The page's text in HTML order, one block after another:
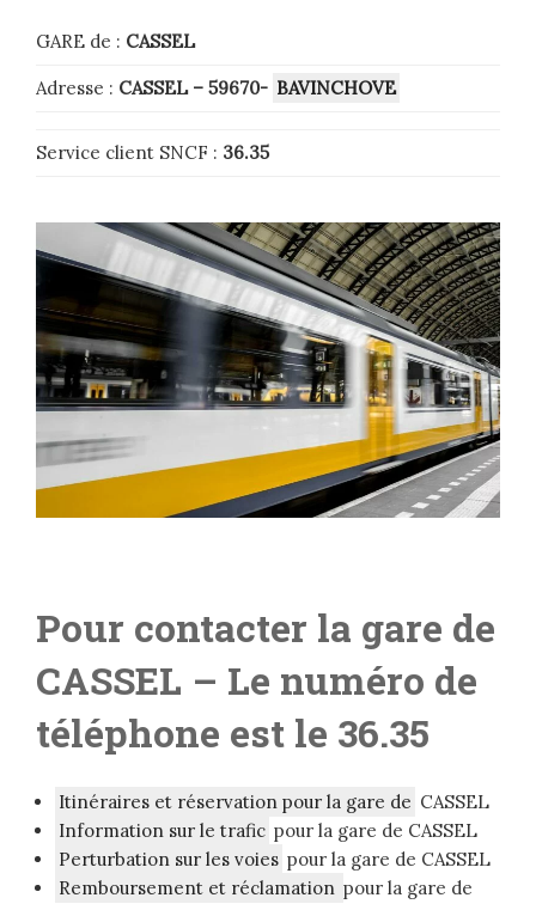
GARE de : CASSEL
Adresse : CASSEL – 59670- BAVINCHOVE
Service client SNCF : 36.35
Pour contacter la gare de
CASSEL – Le numéro de
téléphone est le 36.35
Itinéraires et réservation pour la gare de CASSEL
Information sur le trafic pour la gare de CASSEL
Perturbation sur les voies pour la gare de CASSEL
Remboursement et réclamation pour la gare de